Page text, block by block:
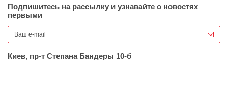
Подпишитесь на рассылку и узнавайте о новостях
первыми
Киев, пр-т Степана Бандеры 10-б